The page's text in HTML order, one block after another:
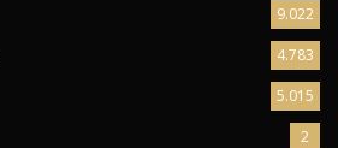
9.022
4.783
5.015
2